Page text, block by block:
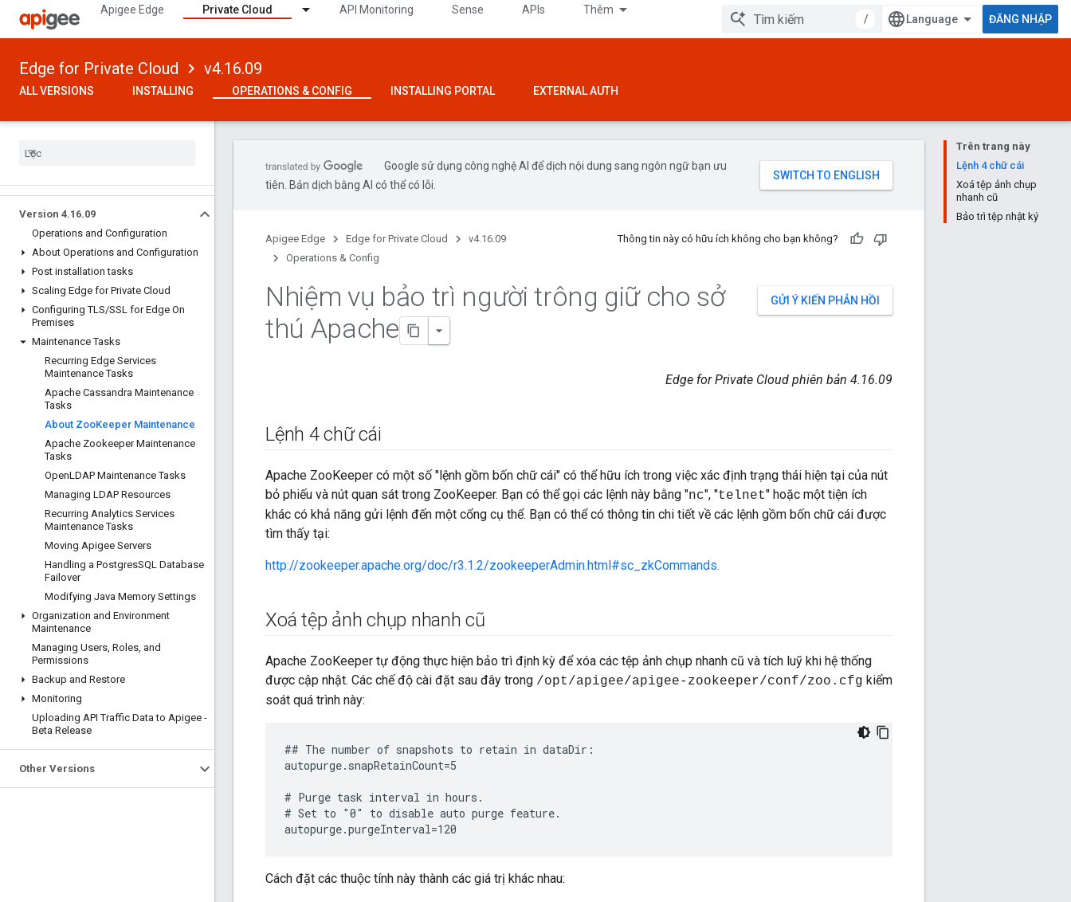
Apigee Edge Private Cloud API Monitoring Sense APIs Thêm
/ ĐĂNG NHẬP
Edge for Private Cloud v4.16.09
ALL VERSIONS INSTALLING OPERATIONS & CONFIG INSTALLING PORTAL EXTERNAL AUTH
Version 4.16.09
Operations and Configuration
About Operations and Configuration
Post installation tasks
Scaling Edge for Private Cloud
Configuring TLS/SSL for Edge On
Premises
Maintenance Tasks
Recurring Edge Services
Maintenance Tasks
Apache Cassandra Maintenance
Tasks
About ZooKeeper Maintenance
Apache Zookeeper Maintenance
Tasks
OpenLDAP Maintenance Tasks
Managing LDAP Resources
Recurring Analytics Services
Maintenance Tasks
Moving Apigee Servers
Handling a PostgresSQL Database
Failover
Modifying Java Memory Settings
Organization and Environment
Maintenance
Managing Users, Roles, and
Permissions
Backup and Restore
Monitoring
Uploading API Traffic Data to Apigee -
Beta Release
Other Versions
Trên trang này
Lệnh 4 chữ cái
Xoá tệp ảnh chụp
nhanh cũ
Bảo trì tệp nhật ký
Google sử dụng công nghệ AI để dịch nội dung sang ngôn ngữ bạn ưu
tiên. Bản dịch bằng AI có thể có lỗi.
Apigee Edge Edge for Private Cloud
v4.16.09
Operations & Config
Thông tin này có hữu ích không cho bạn không?
GỬI Ý KIẾN PHẢN HỒI
Nhiệm vụ bảo trì người trông giữ cho sở
thú Apache
Edge for Private Cloud phiên bản 4.16.09
Lệnh 4 chữ cái
Apache ZooKeeper có một số "lệnh gồm bốn chữ cái" có thể hữu ích trong việc xác định trạng thái hiện tại của nút
bỏ phiếu và nút quan sát trong ZooKeeper. Bạn có thể gọi các lệnh này bằng "nc", "telnet" hoặc một tiện ích
khác có khả năng gửi lệnh đến một cổng cụ thể. Bạn có thể có thông tin chi tiết về các lệnh gồm bốn chữ cái được
tìm thấy tại:
http://zookeeper.apache.org/doc/r3.1.2/zookeeperAdmin.html#sc_zkCommands.
Xoá tệp ảnh chụp nhanh cũ
Apache ZooKeeper tự động thực hiện bảo trì định kỳ để xóa các tệp ảnh chụp nhanh cũ và tích luỹ khi hệ thống
được cập nhật. Các chế độ cài đặt sau đây trong /opt/apigee/apigee-zookeeper/conf/zoo.cfg kiểm
soát quá trình này:
## The number of snapshots to retain in dataDir:
autopurge.snapRetainCount=5
# Purge task interval in hours.
# Set to "0" to disable auto purge feature.
autopurge.purgeInterval=120
Cách đặt các thuộc tính này thành các giá trị khác nhau: